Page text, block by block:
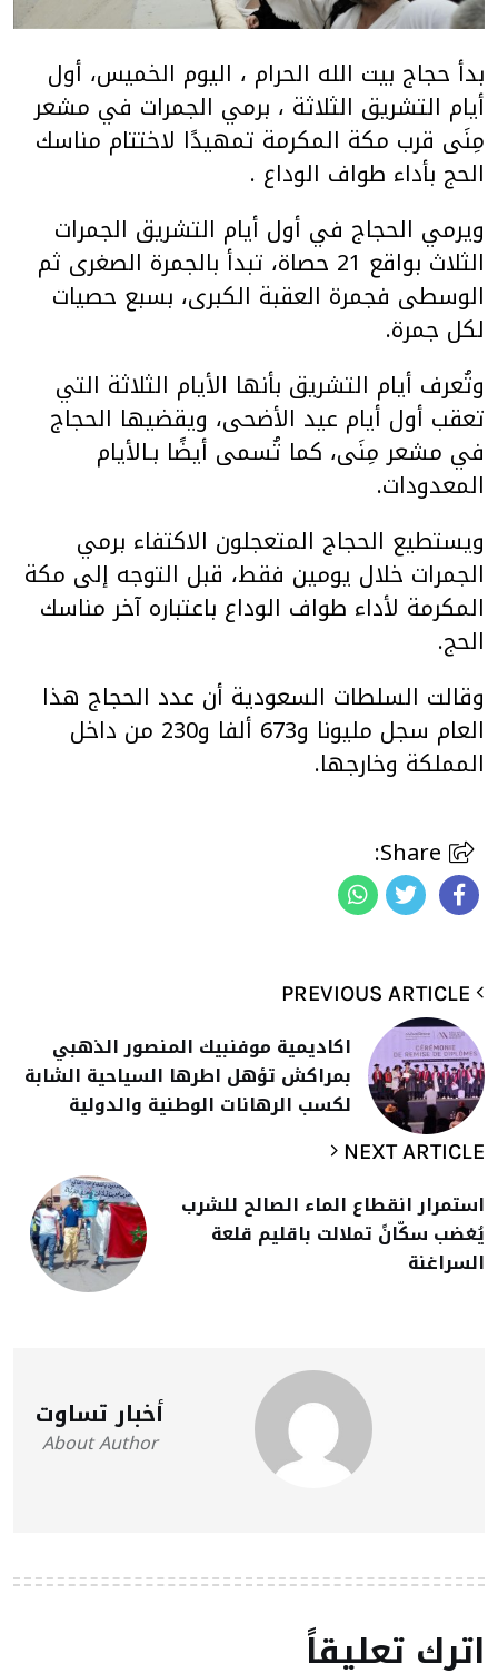
بدأ حجاج بيت الله الحرام ، اليوم الخميس، أول
أيام التشريق الثلاثة ، برمي الجمرات في مشعر
مِنَى قرب مكة المكرمة تمهيدًا لاختتام مناسك
الحج بأداء طواف الوداع .
ويرمي الحجاج في أول أيام التشريق الجمرات
الثلاث بواقع 21 حصاة، تبدأ بالجمرة الصغرى ثم
الوسطى فجمرة العقبة الكبرى، بسبع حصيات
لكل جمرة.
وتُعرف أيام التشريق بأنها الأيام الثلاثة التي
تعقب أول أيام عيد الأضحى، ويقضيها الحجاج
في مشعر مِنَى، كما تُسمى أيضًا بـالأيام
المعدودات.
ويستطيع الحجاج المتعجلون الاكتفاء برمي
الجمرات خلال يومين فقط، قبل التوجه إلى مكة
المكرمة لأداء طواف الوداع باعتباره آخر مناسك
الحج.
وقالت السلطات السعودية أن عدد الحجاج هذا
العام سجل مليونا و673 ألفا و230 من داخل
المملكة وخارجها.
اكاديمية موفنبيك المنصور الذهبي
بمراكش تؤهل اطرها السياحية الشابة
لكسب الرهانات الوطنية والدولية
NEXT ARTICLE
استمرار انقطاع الماء الصالح للشرب
يُغضب سكّانً تملالت باقليم قلعة
السراغنة
أخبار تساوت
About Author
اترك تعليقاً